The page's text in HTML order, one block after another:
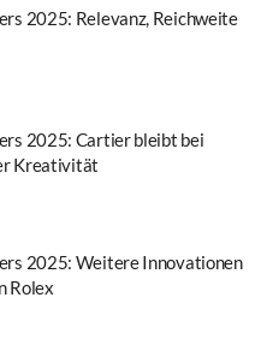
2025: Relevanz, Reichweite
2025: Cartier bleibt bei
Kreativität
2025: Weitere Innovationen
Rolex